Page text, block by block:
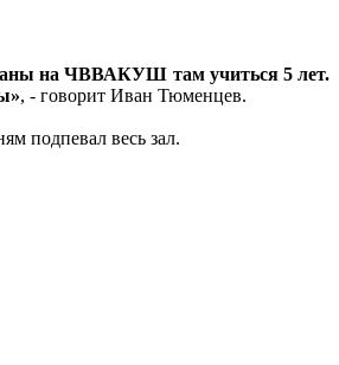
на ЧВВАКУШ там учиться 5 лет.
, - говорит Иван Тюменцев.
подпевал весь зал.